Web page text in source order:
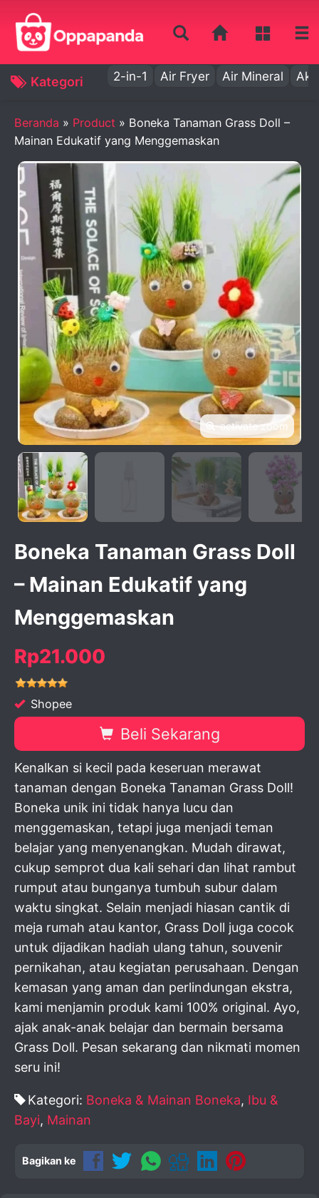
Kategori 2-in-1 Air Fryer Air Mineral Aki
Beranda » Product » Boneka Tanaman Grass Doll –
Mainan Edukatif yang Menggemaskan
activate zoom
Boneka Tanaman Grass Doll
– Mainan Edukatif yang
Menggemaskan
Rp21.000
Shopee
Beli Sekarang
Kenalkan si kecil pada keseruan merawat
tanaman dengan Boneka Tanaman Grass Doll!
Boneka unik ini tidak hanya lucu dan
menggemaskan, tetapi juga menjadi teman
belajar yang menyenangkan. Mudah dirawat,
cukup semprot dua kali sehari dan lihat rambut
rumput atau bunganya tumbuh subur dalam
waktu singkat. Selain menjadi hiasan cantik di
meja rumah atau kantor, Grass Doll juga cocok
untuk dijadikan hadiah ulang tahun, souvenir
pernikahan, atau kegiatan perusahaan. Dengan
kemasan yang aman dan perlindungan ekstra,
kami menjamin produk kami 100% original. Ayo,
ajak anak-anak belajar dan bermain bersama
Grass Doll. Pesan sekarang dan nikmati momen
seru ini!
Kategori: Boneka & Mainan Boneka, Ibu &
Bayi, Mainan
Bagikan ke